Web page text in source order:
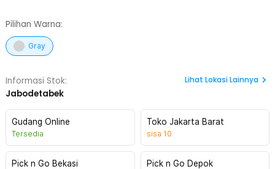
Pilihan Warna:
Gray
Informasi Stok:
Jabodetabek
Lihat Lokasi Lainnya
Gudang Online
Tersedia
Toko Jakarta Barat
sisa 10
Pick n Go Bekasi Pick n Go Depok